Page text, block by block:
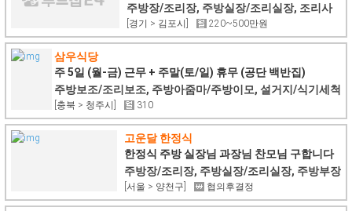
주방장/조리장, 주방실장/조리실장, 조리사
[경기 > 김포시] 220~500만원
삼우식당
주 5일 (월-금) 근무 + 주말(토/일) 휴무 (공단 백반집)
주방보조/조리보조, 주방아줌마/주방이모, 설거지/식기세척
[충북 > 청주시] 310
고운달 한정식
한정식 주방 실장님 과장님 찬모님 구합니다
주방장/조리장, 주방실장/조리실장, 주방부장
[서울 > 양천구] 협의후결정